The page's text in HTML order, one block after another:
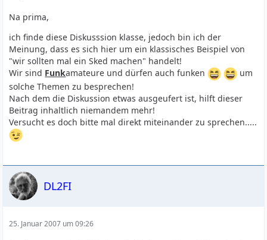
Na prima,
ich finde diese Diskusssion klasse, jedoch bin ich der
Meinung, dass es sich hier um ein klassisches Beispiel von
"wir sollten mal ein Sked machen" handelt!
Wir sind Funkamateure und dürfen auch funken
um
solche Themen zu besprechen!
Nach dem die Diskussion etwas ausgeufert ist, hilft dieser
Beitrag inhaltlich niemandem mehr!
Versucht es doch bitte mal direkt miteinander zu sprechen.....
DL2FI
25. Januar 2007 um 09:26